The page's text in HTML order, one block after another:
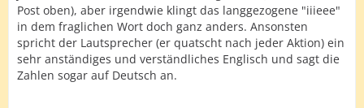
Post oben), aber irgendwie klingt das langgezogene "iiieee"
in dem fraglichen Wort doch ganz anders. Ansonsten
spricht der Lautsprecher (er quatscht nach jeder Aktion) ein
sehr anständiges und verständliches Englisch und sagt die
Zahlen sogar auf Deutsch an.